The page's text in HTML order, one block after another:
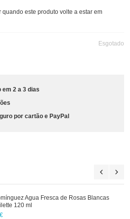
este produto volte a estar em
Esgotado
2 a 3 dias
por cartão e PayPal
Agua Fresca de Rosas Blancas
120 ml